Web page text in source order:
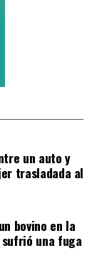
un auto y
trasladada al
bovino en la
una fuga